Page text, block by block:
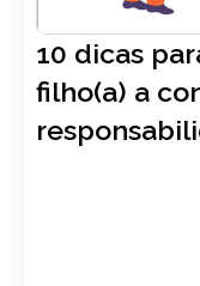
10 dicas
filho(a) a